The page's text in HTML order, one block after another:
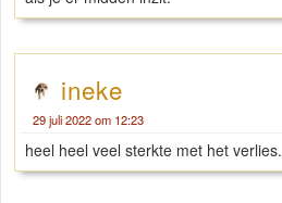
ineke
29 juli 2022 om 12:23
heel heel veel sterkte met het verlies.